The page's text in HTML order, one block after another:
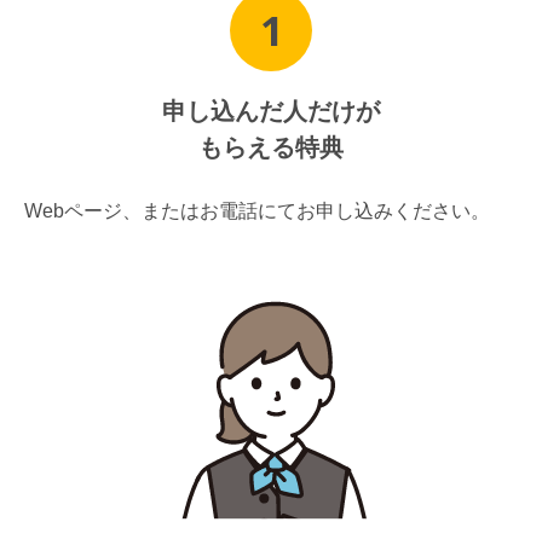
1
申し込んだ人だけが
もらえる特典
Webページ、またはお電話にてお申し込みください。